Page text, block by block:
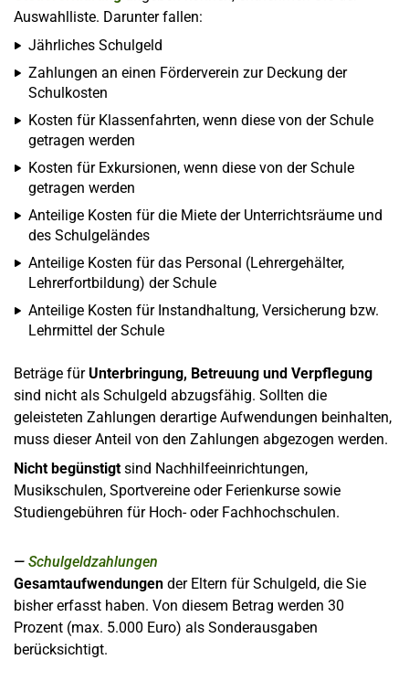
Auswahlliste. Darunter fallen:
Jährliches Schulgeld
Zahlungen an einen Förderverein zur Deckung der
Schulkosten
Kosten für Klassenfahrten, wenn diese von der Schule
getragen werden
Kosten für Exkursionen, wenn diese von der Schule
getragen werden
Anteilige Kosten für die Miete der Unterrichtsräume und
des Schulgeländes
Anteilige Kosten für das Personal (Lehrergehälter,
Lehrerfortbildung) der Schule
Anteilige Kosten für Instandhaltung, Versicherung bzw.
Lehrmittel der Schule
Beträge für Unterbringung, Betreuung und Verpflegung
sind nicht als Schulgeld abzugsfähig. Sollten die
geleisteten Zahlungen derartige Aufwendungen beinhalten,
muss dieser Anteil von den Zahlungen abgezogen werden.
Nicht begünstigtsind Nachhilfeeinrichtungen,
Musikschulen, Sportvereine oder Ferienkurse sowie
Studiengebühren für Hoch- oder Fachhochschulen.
Schulgeldzahlungen
Gesamtaufwendungen der Eltern für Schulgeld, die Sie
bisher erfasst haben. Von diesem Betrag werden 30
Prozent (max. 5.000 Euro) als Sonderausgaben
berücksichtigt.